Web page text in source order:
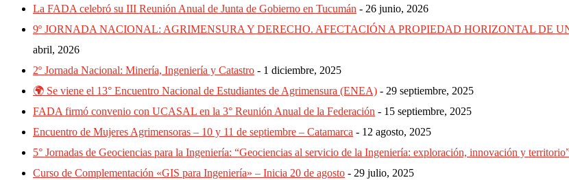
La FADA celebró su III Reunión Anual de Junta de Gobierno en Tucumán
26 junio, 2026
9º JORNADA NACIONAL: AGRIMENSURA Y DERECHO. AFECTACIÓN A PROPIEDAD HORIZONTAL DE
abril, 2026
2º Jornada Nacional: Minería, Ingeniería y Catastro
1 diciembre, 2025
🌍 Se viene el 13° Encuentro Nacional de Estudiantes de Agrimensura (ENEA)
29 septiembre, 2025
FADA firmó convenio con UCASAL en la 3° Reunión Anual de la Federación
15 septiembre, 2025
Encuentro de Mujeres Agrimensoras – 10 y 11 de septiembre – Catamarca
12 agosto, 2025
5° Jornadas de Geociencias para la Ingeniería: “Geociencias al servicio de la Ingeniería: exploración, innovación y
Curso de Complementación «GIS para Ingeniería» – Inicia 20 de agosto
29 julio, 2025